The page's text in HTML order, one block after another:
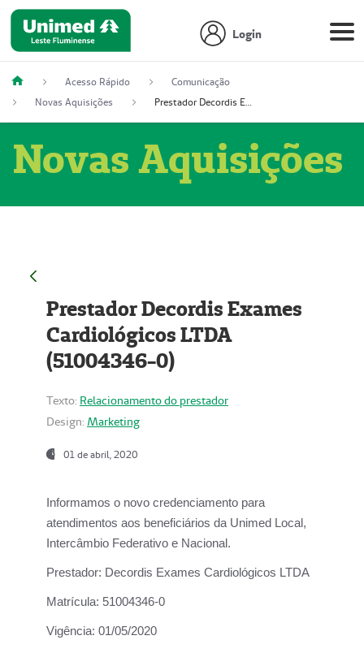
Login
Acesso Rápido
Comunicação
Novas Aquisições
Prestador Decordis Exames Cardiológicos LTDA (51004346-0)
Novas Aquisições
Prestador Decordis Exames
Cardiológicos LTDA
(51004346-0)
Texto: Relacionamento do prestador
Design: Marketing
01 de abril, 2020
Informamos o novo credenciamento para
atendimentos aos beneficiários da Unimed Local,
Intercâmbio Federativo e Nacional.
Prestador: Decordis Exames Cardiológicos LTDA
Matrícula: 51004346-0
Vigência: 01/05/2020